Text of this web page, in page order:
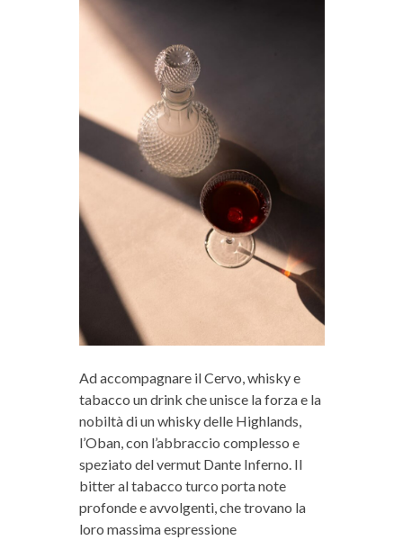
Ad accompagnare il Cervo, whisky e
tabacco un drink che unisce la forza e la
nobiltà di un whisky delle Highlands,
l’Oban, con l’abbraccio complesso e
speziato del vermut Dante Inferno. Il
bitter al tabacco turco porta note
profonde e avvolgenti, che trovano la
loro massima espressione